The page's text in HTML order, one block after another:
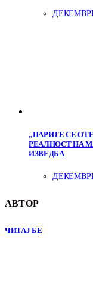
„ПАРИТЕ СЕ
РЕАЛНОСТ НА
ИЗВЕДБА
АВТОР
ЧИТАЈ БЕ